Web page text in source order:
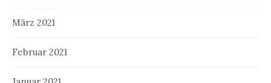
März 2021
Februar 2021